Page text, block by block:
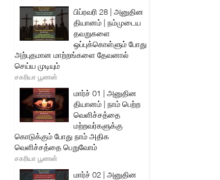
பிப்ரவரி 28 | அனுதின
தியானம் | நம்முடைய
தவறுகளை
ஒப்புக்கொள்ளும் போது
அற்புதமான மாற்றங்களை தேவனால்
செய்ய முடியும்
சகரியா பூணன்
மார்ச் 01 | அனுதின
தியானம் | நாம் பெற்ற
வெளிச்சத்தை
மற்றவர்களுக்கு
கொடுக்கும் போது நாம் அதிக
வெளிச்சத்தை பெறுவோம்
சகரியா பூணன்
மார்ச் 02 | அனுதின